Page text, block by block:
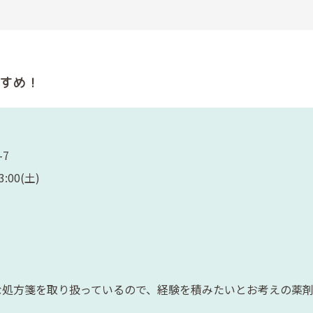
め！
土)
方箋を取り扱っているので、経験を積みたいとお考えの薬剤